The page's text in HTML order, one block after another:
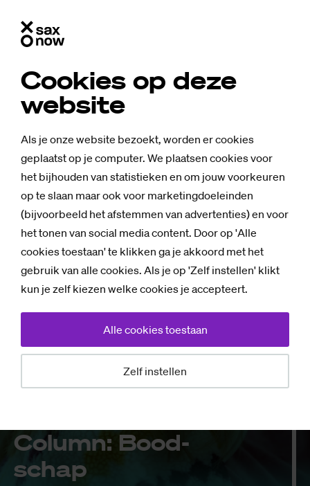
Cookies op deze
website
Als je onze website bezoekt, worden er cookies
geplaatst op je computer. We plaatsen cookies voor
het bijhouden van statistieken en om jouw voorkeuren
op te slaan maar ook voor marketingdoeleinden
(bijvoorbeeld het afstemmen van advertenties) en voor
het tonen van social media content. Door op 'Alle
cookies toestaan' te klikken ga je akkoord met het
gebruik van alle cookies. Als je op 'Zelf instellen' klikt
kun je zelf kiezen welke cookies je accepteert.
Zelf instellen
Alle cookies toestaan
Co­lumn: Bood­
schap